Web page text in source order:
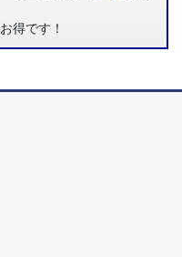
お得です！